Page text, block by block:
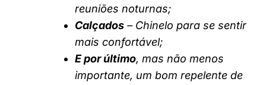
reuniões noturnas;
Calçados – Chinelo para se sentir
mais confortável;
E por último, mas não menos
importante, um bom repelente de